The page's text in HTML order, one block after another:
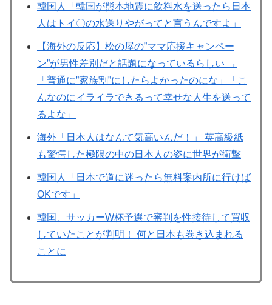
韓国人「韓国が熊本地震に飲料水を送ったら日本
人はトイ〇の水送りやがってと言うんですよ」
【海外の反応】松の屋の”ママ応援キャンペー
ン”が男性差別だと話題になっているらしい →
「普通に”家族割”にしたらよかったのにな」「こ
んなのにイライラできるって幸せな人生を送って
るよな」
海外「日本人はなんて気高いんだ！」 英高級紙
も驚愕した極限の中の日本人の姿に世界が衝撃
韓国人「日本で道に迷ったら無料案内所に行けば
OKです」
韓国、サッカーW杯予選で審判を性接待して買収
していたことが判明！ 何と日本も巻き込まれる
ことに